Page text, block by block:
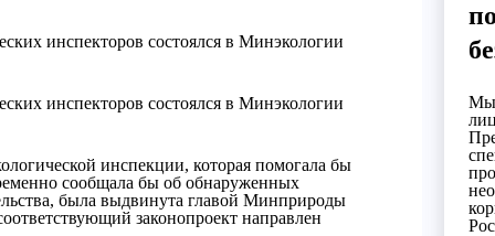
инспекторов состоялся в Минэкологии
инспекторов состоялся в Минэкологии
инспекции, которая помогала бы
сообщала бы об обнаруженных
была выдвинута главой Минприроды
законопроект направлен
Мы